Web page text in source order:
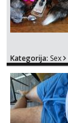
Kategorija: Sex